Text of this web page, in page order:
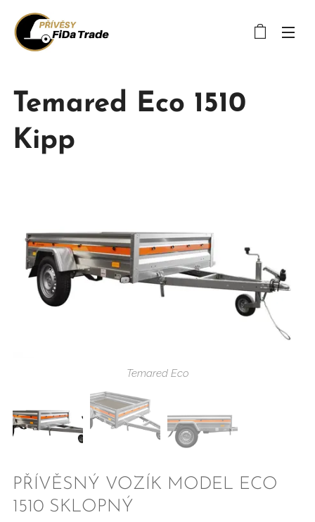
Temared Eco 1510
Kipp
Temared Eco
Temared Eco
PŘÍVĚSNÝ VOZÍK MODEL ECO
1510 SKLOPNÝ